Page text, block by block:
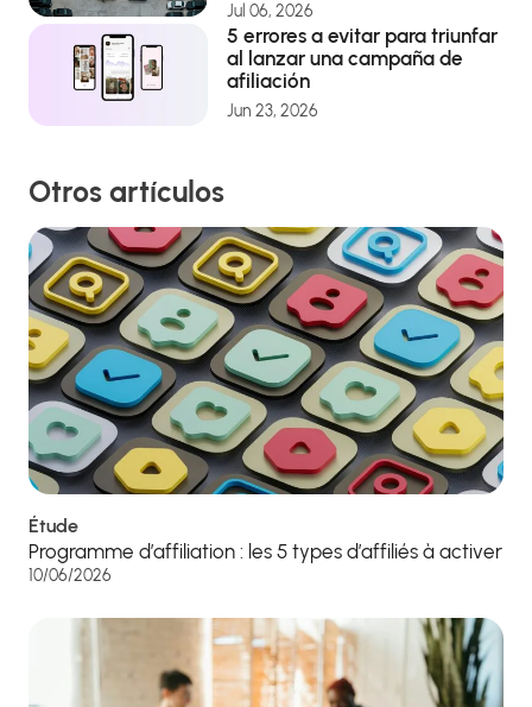
Jul 06, 2026
5 errores a evitar para triunfar
al lanzar una campaña de
afiliación
Jun 23, 2026
Otros artículos
Étude
Programme d’affiliation : les 5 types d’affiliés à activer
10/06/2026